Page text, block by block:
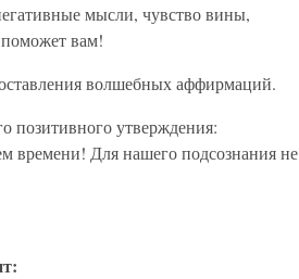
мысли, чувство вины,
вам!
волшебных аффирмаций.
позитивного утверждения:
времени! Для нашего подсознания не